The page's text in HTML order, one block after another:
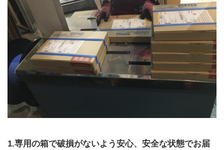
1.専用の箱で破損がないよう安心、安全な状態でお届